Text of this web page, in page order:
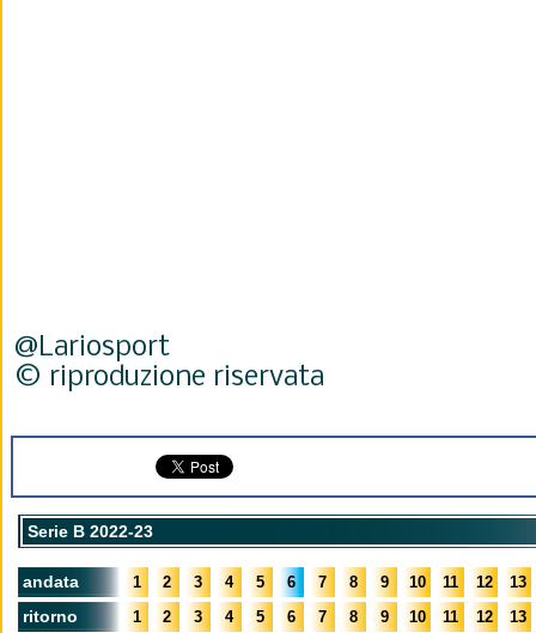
@Lariosport
© riproduzione riservata
Serie B 2022-23
andata 1 2 3 4 5 6 7 8 9 10 11 12 13
ritorno 1 2 3 4 5 6 7 8 9 10 11 12 13